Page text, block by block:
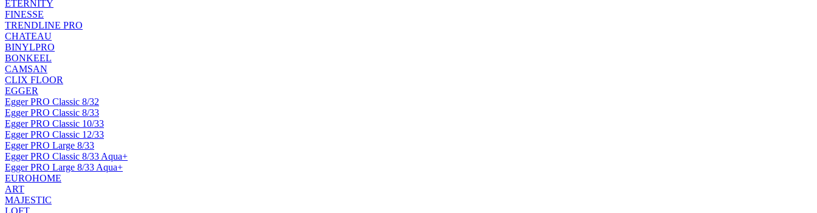
ETERNITY
FINESSE
TRENDLINE PRO
CHATEAU
BINYLPRO
BONKEEL
CAMSAN
CLIX FLOOR
EGGER
Egger PRO Classic 8/32
Egger PRO Classic 8/33
Egger PRO Classic 10/33
Egger PRO Classic 12/33
Egger PRO Large 8/33
Egger PRO Classic 8/33 Aqua+
Egger PRO Large 8/33 Aqua+
EUROHOME
ART
MAJESTIC
LOFT